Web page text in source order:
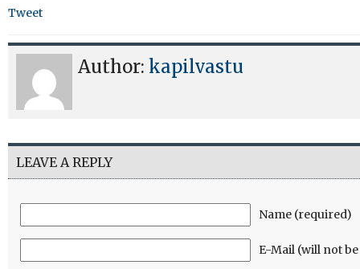
Tweet
Author: kapilvastu
LEAVE A REPLY
Name (required)
E-Mail (will not